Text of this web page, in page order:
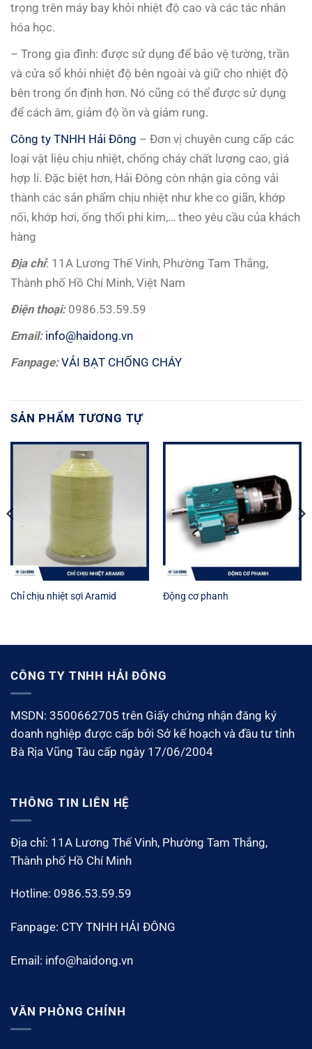
trọng trên máy bay khỏi nhiệt độ cao và các tác nhân
hóa học.
– Trong gia đình: được sử dụng để bảo vệ tường, trần
và cửa sổ khỏi nhiệt độ bên ngoài và giữ cho nhiệt độ
bên trong ổn định hơn. Nó cũng có thể được sử dụng
để cách âm, giảm độ ồn và giảm rung.
Công ty TNHH Hải Đông – Đơn vị chuyên cung cấp các
loại vật liệu chịu nhiệt, chống cháy chất lượng cao, giá
hợp lí. Đặc biệt hơn, Hải Đông còn nhận gia công vải
thành các sản phẩm chịu nhiệt như khe co giãn, khớp
nối, khớp hơi, ống thổi phi kim,… theo yêu cầu của khách
hàng
Địa chỉ: 11A Lương Thế Vinh, Phường Tam Thắng,
Thành phố Hồ Chí Minh, Việt Nam
Điện thoại: 0986.53.59.59
Email: info@haidong.vn
Fanpage:VẢI BẠT CHỐNG CHÁY
SẢN PHẨM TƯƠNG TỰ
Chỉ chịu nhiệt sợi Aramid Động cơ phanh
CÔNG TY TNHH HẢI ĐÔNG
MSDN: 3500662705 trên Giấy chứng nhận đăng ký
doanh nghiệp được cấp bởi Sở kế hoạch và đầu tư tỉnh
Bà Rịa Vũng Tàu cấp ngày 17/06/2004
THÔNG TIN LIÊN HỆ
Địa chỉ: 11A Lương Thế Vinh, Phường Tam Thắng,
Thành phố Hồ Chí Minh
Hotline: 0986.53.59.59
Fanpage: CTY TNHH HẢI ĐÔNG
Email: info@haidong.vn
VĂN PHÒNG CHÍNH